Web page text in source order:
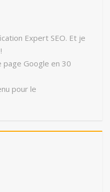
Expert SEO. Et je
page Google en 30
pour le